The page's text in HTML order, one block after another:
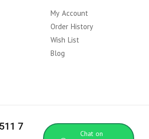
My Account
Order History
Wish List
Blog
7
Chat on